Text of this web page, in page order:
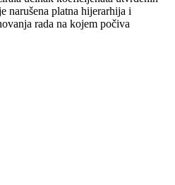
narušena platna hijerarhija i
rada na kojem počiva